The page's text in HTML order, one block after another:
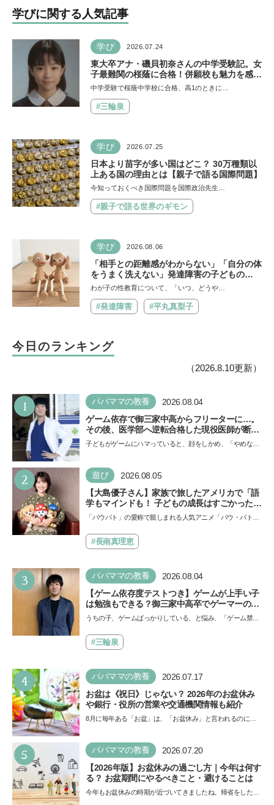
学びに関する人気記事
学び 2026.07.24
東大卒アナ・磯貝初奈さんの中学受験記。女
子最難関の桜蔭に合格！併願校も魅力を感じ
た渋渋に。母親の声かけは「睡眠が何より大
中学受験で桜蔭中学校に合格、高1のときに…
#三輪泉
学び 2026.07.25
日本より苗字が多い国はどこ？ 30万種類以
上ある国の理由とは【親子で語る国際問題】
今知っておくべき国際問題を国際政治先生…
#親子で語る世界のギモン
学び 2026.08.06
「相手との距離感がわからない」「自分の体
をうまく洗えない」発達障害の子どもの
「性」に関する困りごと・性教育のポイント
聞いた】
わが子の性教育について、「いつ、どうや…
#発達障害 #平丸真梨子
今日のランキング
（2026.8.10更新）
1 パパママの教養 2026.08.04
ゲーム依存で御三家中高からフリーターに…。
その後、医学部へ逆転合格した現役医師が断言
「ゲームの経験が受験勉強に役立った」そう考
子どもがゲームにハマっていると、顔をしかめ、「やめなさ
い…
2 遊び 2026.08.05
【大島優子さん】家族で旅したアメリカで「語
学もマインドも！ 子どもの成長はすごかった」
声優をつとめた映画『パウ・パトロール ザ・ダ
できると子どもに知ってほしい
「パウパト」の愛称で親しまれる人気アニメ「パウ・パトロ
ザ…
#長南真理恵
3 パパママの教養 2026.08.04
【ゲーム依存度テストつき】ゲームが上手い子
は勉強もできる？御三家中高卒でゲーマーの医
師・阿部智史さんが教えるゲームしながら受験
うちの子、ゲームばっかりしている、と悩み、「ゲーム禁
も…
#三輪泉
4 パパママの教養 2026.07.17
お盆は《祝日》じゃない？ 2026年のお盆休み
や銀行・役所の営業や交通機関情報も紹介
8月に毎年ある「お盆」は、「お盆休み」と言われるのに祝
盆…
5 パパママの教養 2026.07.20
【2026年版】お盆休みの過ごし方｜今年は何す
る？ お盆期間にやるべきこと・避けることは
今年もお盆休みの時期が近づいてきましたね。帰省をした